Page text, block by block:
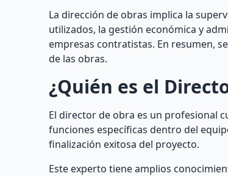
La dirección de obras implica la
utilizados, la gestión económica y
empresas contratistas. En resumen,
de las obras.
¿Quién es el
El director de obra es un profesional
funciones específicas dentro del
finalización exitosa del proyecto.
Este experto tiene amplios